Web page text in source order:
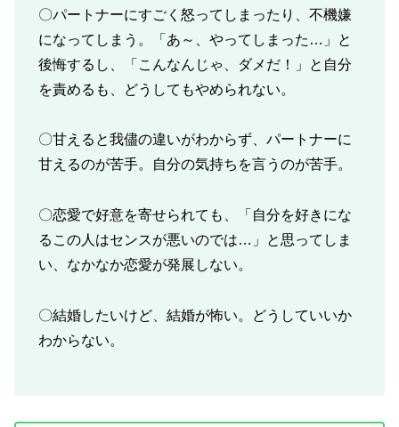
〇パートナーにすごく怒ってしまったり、不機嫌
になってしまう。「あ～、やってしまった…」と
後悔するし、「こんなんじゃ、ダメだ！」と自分
を責めるも、どうしてもやめられない。
〇甘えると我儘の違いがわからず、パートナーに
甘えるのが苦手。自分の気持ちを言うのが苦手。
〇恋愛で好意を寄せられても、「自分を好きにな
るこの人はセンスが悪いのでは…」と思ってしま
い、なかなか恋愛が発展しない。
〇結婚したいけど、結婚が怖い。どうしていいか
わからない。